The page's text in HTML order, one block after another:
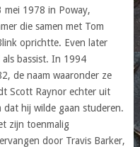
mei 1978 in Poway,
die samen met Tom
oprichtte. Even later
bassist. In 1994
de naam waaronder ze
Scott Raynor echter uit
hij wilde gaan studeren.
zijn toenmalig
door Travis Barker,